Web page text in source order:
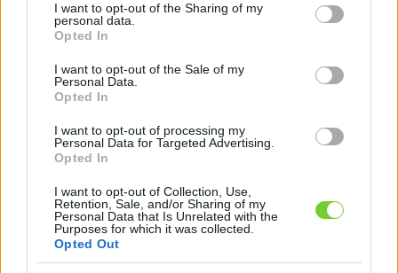
not limited to your visit or usage behaviour. You may click to
grant or deny consent to Google and its third-party tags to
use your data for below specified purposes in below Google
consent section.
I want to opt-out of the Sharing of my
personal data.
Opted In
I want to opt-out of the Sale of my
Personal Data.
Opted In
I want to opt-out of processing my
Personal Data for Targeted Advertising.
Opted In
I want to opt-out of Collection, Use,
Retention, Sale, and/or Sharing of my
Personal Data that Is Unrelated with the
Purposes for which it was collected.
Opted Out
Elfelejtette jelszavát?
KERTÉSZ ÉS KERTÉSZET REGISZTRÁCIÓ